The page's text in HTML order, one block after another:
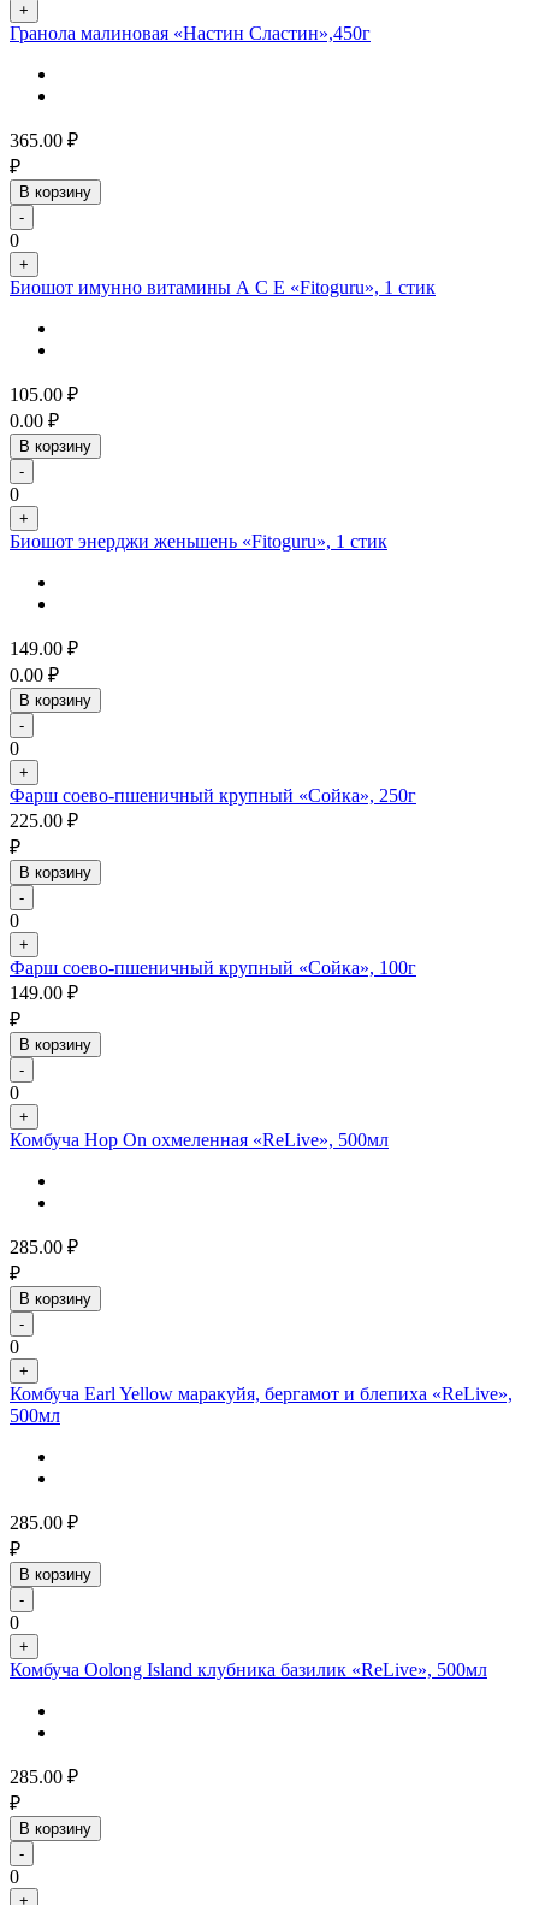
+
Гранола малиновая «Настин Сластин»,450г
365.00 ₽
₽
В корзину
-
0
+
Биошот имунно витамины А С Е «Fitoguru», 1 стик
105.00 ₽
0.00 ₽
В корзину
-
0
+
Биошот энерджи женьшень «Fitoguru», 1 стик
149.00 ₽
0.00 ₽
В корзину
-
0
+
Фарш соево-пшеничный крупный «Сойка», 250г
225.00 ₽
₽
В корзину
-
0
+
Фарш соево-пшеничный крупный «Сойка», 100г
149.00 ₽
₽
В корзину
-
0
+
Комбуча Hop On охмеленная «ReLive», 500мл
285.00 ₽
₽
В корзину
-
0
+
Комбуча Earl Yellow маракуйя, бергамот и блепиха «ReLive»,
500мл
285.00 ₽
₽
В корзину
-
0
+
Комбуча Oolong Island клубника базилик «ReLive», 500мл
285.00 ₽
₽
В корзину
-
0
+